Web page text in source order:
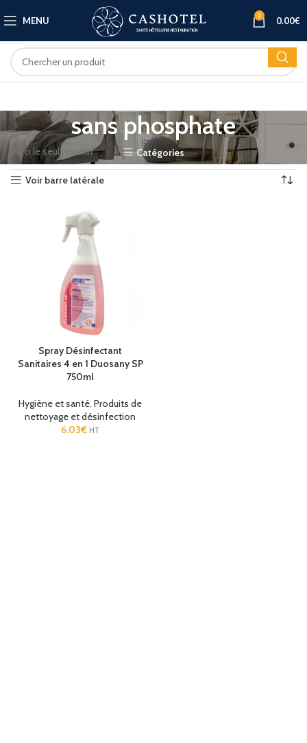
MENU 0 0.00€
sans phosphate
Catégories
Voici le seul résultat
Voir barre latérale
Spray Désinfectant
Sanitaires 4 en 1 Duosany SP
750ml
Hygiène et santé, Produits de
nettoyage et désinfection
6.03€ HT